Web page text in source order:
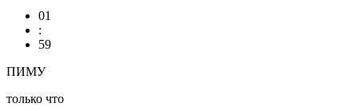
01
:
59
ПИМУ
только что